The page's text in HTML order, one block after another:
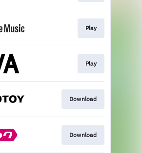
Play
Play
Download
Download